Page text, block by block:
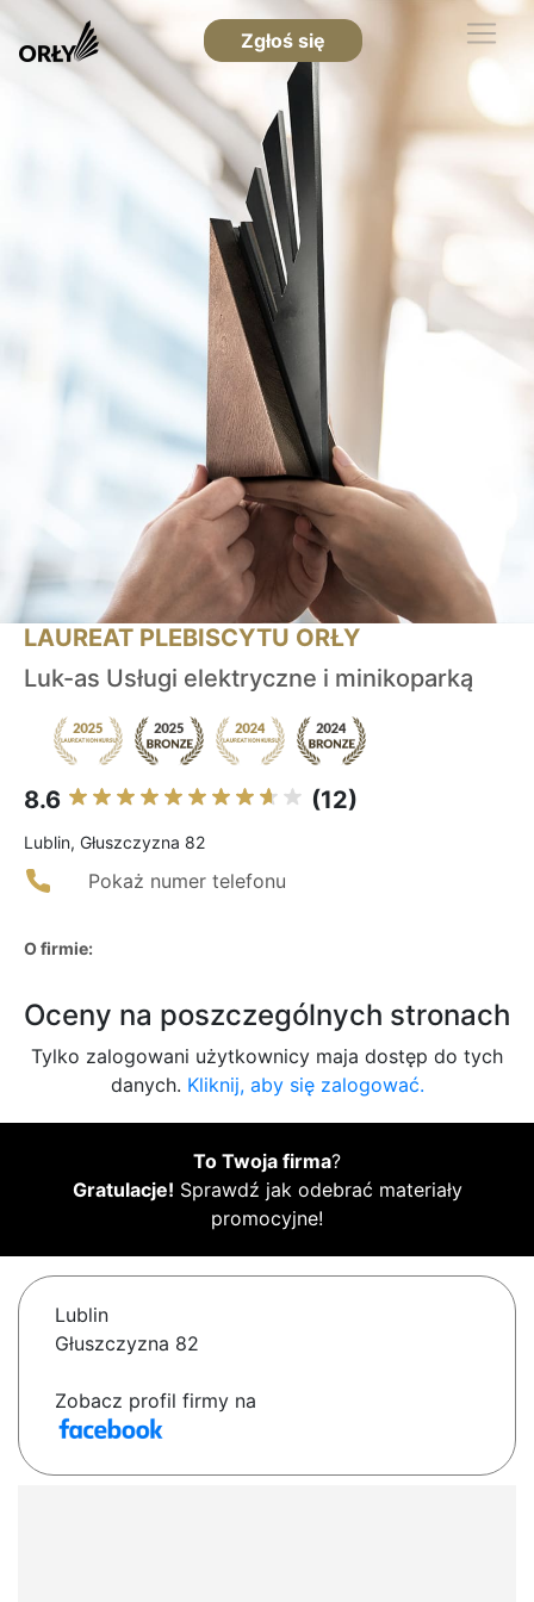
Zgłoś się
LAUREAT PLEBISCYTU ORŁY
Luk-as Usługi elektryczne i minikoparką
8.6 (12)
Lublin, Głuszczyzna 82
Pokaż numer telefonu
O firmie:
Oceny na poszczególnych stronach
Tylko zalogowani użytkownicy maja dostęp do tych
danych. Kliknij, aby się zalogować.
To Twoja firma?
Gratulacje! Sprawdź jak odebrać materiały
promocyjne!
Lublin
Głuszczyzna 82
Zobacz profil firmy na